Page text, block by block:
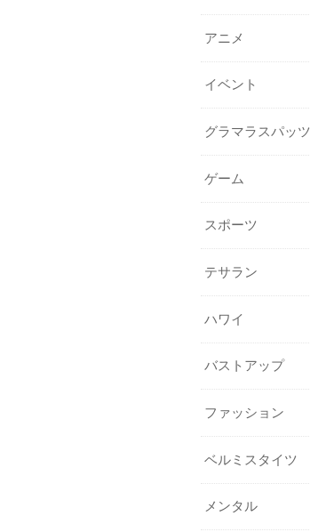
アニメ
イベント
グラマラスパッツ
ゲーム
スポーツ
テサラン
ハワイ
バストアップ
ファッション
ベルミスタイツ
メンタル